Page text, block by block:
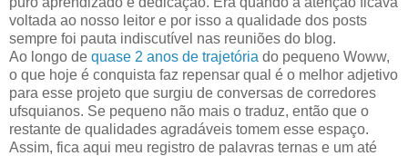
voltada ao nosso leitor e por isso a qualidade dos posts
sempre foi pauta indiscutível nas reuniões do blog.
Ao longo de quase 2 anos de trajetória do pequeno Woww,
o que hoje é conquista faz repensar qual é o melhor adjetivo
para esse projeto que surgiu de conversas de corredores
ufsquianos. Se pequeno não mais o traduz, então que o
restante de qualidades agradáveis tomem esse espaço.
Assim, fica aqui meu registro de palavras ternas e um até